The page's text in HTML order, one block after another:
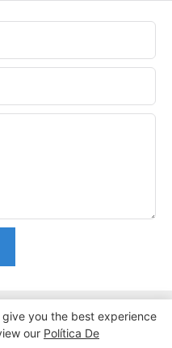
you the best experience
our Política De